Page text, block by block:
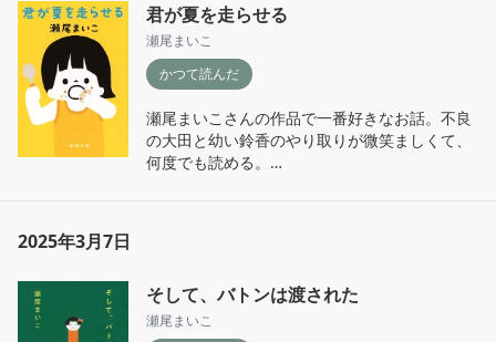
君が夏を走らせる
瀬尾まいこ
かつて読んだ
瀬尾まいこさんの作品で一番好きなお話。不良
の大田と幼い鈴香のやり取りが微笑ましくて、
何度でも読める。
2025年3月7日
そして、バトンは渡された
瀬尾まいこ